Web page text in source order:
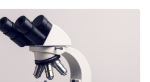
Sitz in Würzburg fördert die
um die Behandlung der
Dazu schreibt sie auch in
deutschlandweit den Hentschel-
sich gezielt an jüngere
Forscher unter 40 Jahren. Geehrt